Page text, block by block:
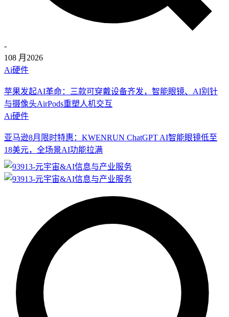
-
108 月 2026
Ai硬件
苹果发起AI革命：三款可穿戴设备齐发，智能眼镜、AI别针
与摄像头AirPods重塑人机交互
Ai硬件
亚马逊8月限时特惠：KWENRUN ChatGPT AI智能眼镜低至
18美元，全场景AI功能拉满